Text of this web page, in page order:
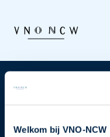
Welkom bij VNO-NCW
Nieuwsbrief
je nu in voor de VNO-